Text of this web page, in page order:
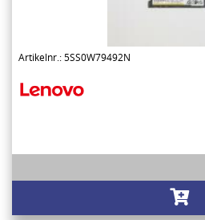
Artikelnr.: 5SS0W79492N